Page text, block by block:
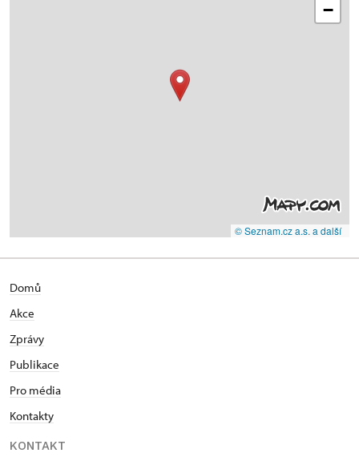
−
© Seznam.cz a.s. a další
Domů
Akce
Zprávy
Publikace
Pro média
Kontakty
KONTAKT